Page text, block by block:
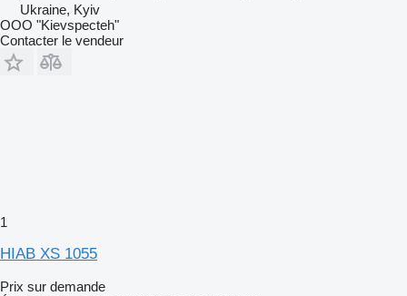
Ukraine, Kyiv
OOO "Kievspecteh"
Contacter le vendeur
1
HIAB XS 1055
Prix sur demande